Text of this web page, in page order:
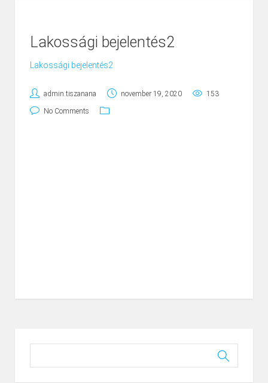
Lakossági bejelentés2
Lakossági bejelentés2
admin.tiszanana november 19, 2020 153
No Comments